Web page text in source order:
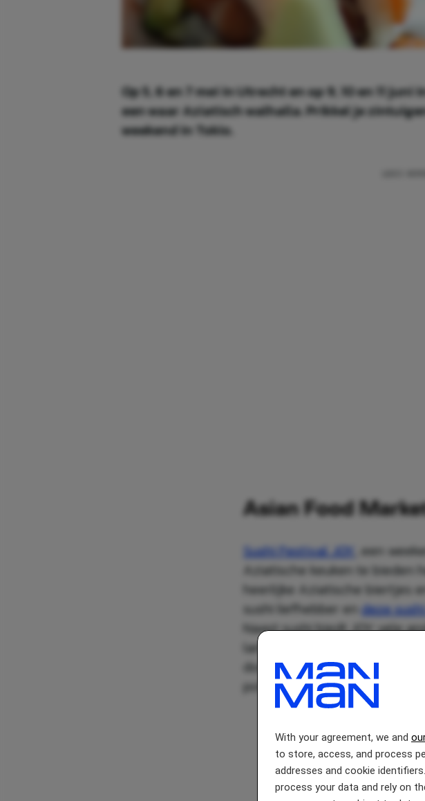
With your agreement, we and
to store, access, and process
addresses and cookie
process your data and rely on
Op 5, 6 en 7 mei in Utrecht en op 9, 10 en 11
een waar Aziatisch walhalla. Prikkel je
weekend in Tokio.
Asian Food
Sushi Festival JOY , een
Aziatische keuken te bieden
heerlijke Aziatische biertjes
sushi liefhebber endeze
Naast sushi biedt JOY vele
langs de verschillende
door dim sum, noodle bowls,
poffertjes.